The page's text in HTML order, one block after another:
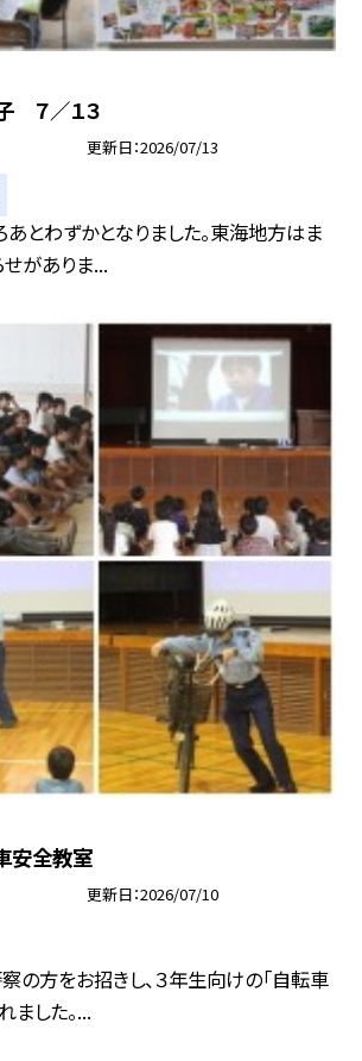
７／１３
更新日 2026/07/13
とわずかとなりました。東海地方はま
がありま...
安全教室
更新日 2026/07/10
の方をお招きし、３年生向けの「自転車
ました。...